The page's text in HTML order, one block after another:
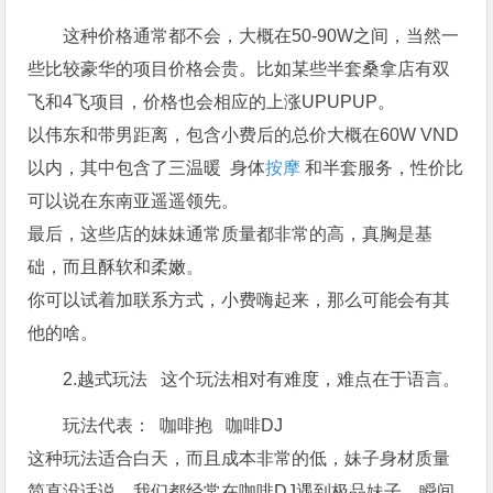
这种价格通常都不会，大概在50-90W之间，当然一
些比较豪华的项目价格会贵。比如某些半套桑拿店有双
飞和4飞项目，价格也会相应的上涨UPUPUP。
以伟东和带男距离，包含小费后的总价大概在60W VND
以内，其中包含了三温暖 身体按摩 和半套服务，性价比
可以说在东南亚遥遥领先。
最后，这些店的妹妹通常质量都非常的高，真胸是基
础，而且酥软和柔嫩。
你可以试着加联系方式，小费嗨起来，那么可能会有其
他的啥。
2.越式玩法 这个玩法相对有难度，难点在于语言。
玩法代表： 咖啡抱 咖啡DJ
这种玩法适合白天，而且成本非常的低，妹子身材质量